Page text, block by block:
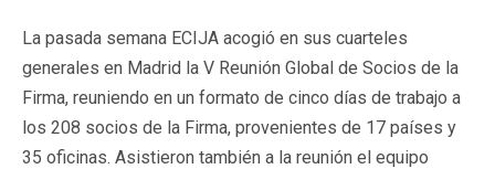
La pasada semana ECIJA acogió en sus cuarteles
generales en Madrid la V Reunión Global de Socios de la
Firma, reuniendo en un formato de cinco días de trabajo a
los 208 socios de la Firma, provenientes de 17 países y
35 oficinas. Asistieron también a la reunión el equipo